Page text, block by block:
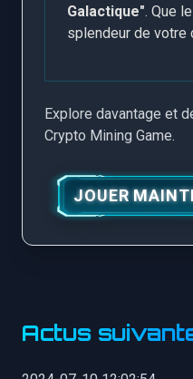
Galactique". Que
splendeur de votre
Explore davantage et
Crypto Mining Game.
JOUER
Actus